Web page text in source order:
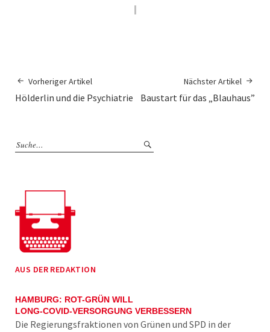
Vorheriger Artikel
Hölderlin und die Psychiatrie
Nächster Artikel
Baustart für das „Blauhaus”
AUS DER REDAKTION
HAMBURG: ROT-GRÜN WILL
LONG-COVID-VERSORGUNG VERBESSERN
Die Regierungsfraktionen von Grünen und SPD in der